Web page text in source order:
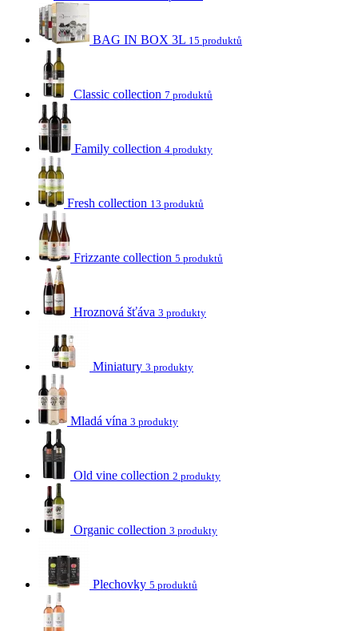
BAG IN BOX 3L 15 produktů
Classic collection 7 produktů
Family collection 4 produkty
Fresh collection 13 produktů
Frizzante collection 5 produktů
Hroznová šťáva 3 produkty
Miniatury 3 produkty
Mladá vína 3 produkty
Old vine collection 2 produkty
Organic collection 3 produkty
Plechovky 5 produktů